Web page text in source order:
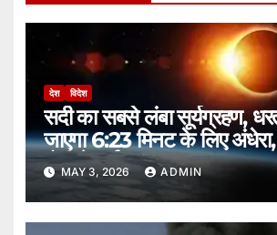
देश विदेश
सदी का सबसे लंबा सूर्यग्रहण,
जाएगा 6:23 मिनट के लिए
होगी ये दुर्लभ घटना।
MAY 3, 2026 ADMIN